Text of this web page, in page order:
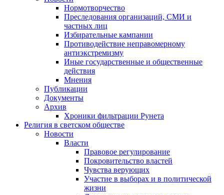
Нормотворчество
Преследования организаций, СМИ и
частных лиц
Избирательные кампании
Противодействие неправомерному
антиэкстремизму
Иные государственные и общественные
действия
Мнения
Публикации
Документы
Архив
Хроники фильтрации Рунета
Религия в светском обществе
Новости
Власти
Правовое регулирование
Покровительство властей
Чувства верующих
Участие в выборах и в политической
жизни